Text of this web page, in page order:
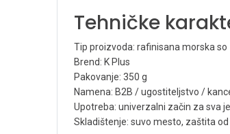
Tehničke
Tip proizvoda: rafinisana morska so
Brend: K Plus
Pakovanje: 350 g
Namena: B2B / ugostiteljstvo /
Upotreba: univerzalni začin za sva
Skladištenje: suvo mesto, zaštita od